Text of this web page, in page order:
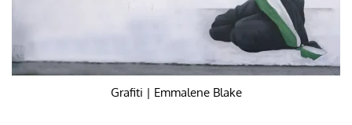
Grafiti | Emmalene Blake